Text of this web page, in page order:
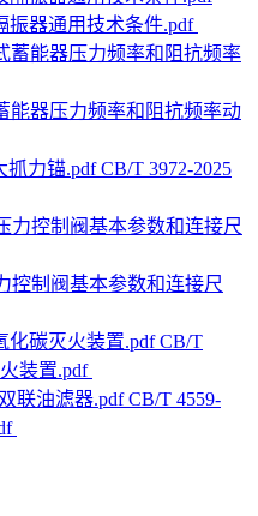
振器通用技术条件.pdf
能器压力频率和阻抗频率动
CB/T 3972-2025
控制阀基本参数和连接尺
CB/T
装置.pdf
CB/T 4559-